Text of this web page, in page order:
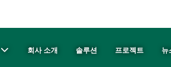
회사 소개 솔루션 프로젝트 뉴